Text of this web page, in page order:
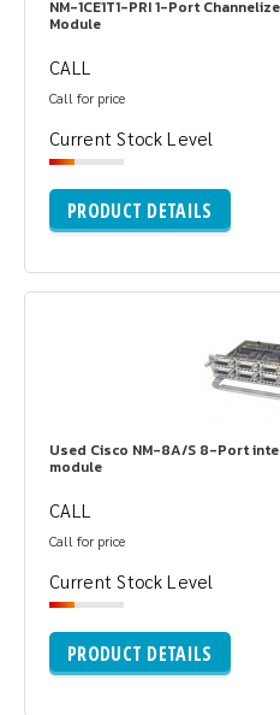
NM-1CE1T1-PRI 1-Port
Module
CALL
Call for price
Current Stock Level
PRODUCT DETAILS
Used Cisco NM-8A/S 8-Port
module
CALL
Call for price
Current Stock Level
PRODUCT DETAILS